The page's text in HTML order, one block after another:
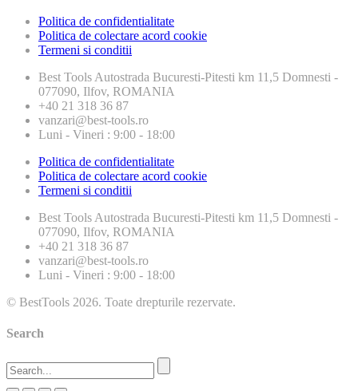
Politica de confidentialitate
Politica de colectare acord cookie
Termeni si conditii
Best Tools Autostrada Bucuresti-Pitesti km 11,5 Domnesti -
077090, Ilfov, ROMANIA
+40 21 318 36 87
vanzari@best-tools.ro
Luni - Vineri : 9:00 - 18:00
Politica de confidentialitate
Politica de colectare acord cookie
Termeni si conditii
Best Tools Autostrada Bucuresti-Pitesti km 11,5 Domnesti -
077090, Ilfov, ROMANIA
+40 21 318 36 87
vanzari@best-tools.ro
Luni - Vineri : 9:00 - 18:00
© BestTools 2026. Toate drepturile rezervate.
Search